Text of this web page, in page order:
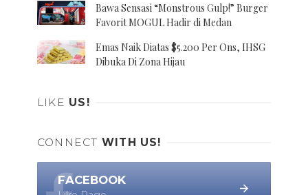
Bawa Sensasi “Monstrous Gulp!” Burger
Favorit MOGUL Hadir di Medan
Emas Naik Diatas $5.200 Per Ons, IHSG
Dibuka Di Zona Hijau
LIKE US!
CONNECT WITH US!
FACEBOOK